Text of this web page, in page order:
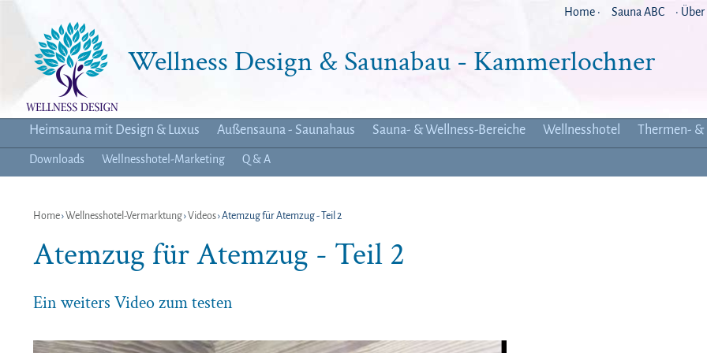
Wellness Design & Saunabau - Kammerlochner
Heimsauna mit Design & Luxus Außensauna - Saunahaus Sauna- & Wellness-Bereiche Wellnesshotel Thermen- &
Home · Sauna ABC ·
Downloads Wellnesshotel-Marketing Q & A
Home›Wellnesshotel-Vermarktung›Videos› Atemzug für Atemzug - Teil 2
Atemzug für Atemzug - Teil 2
Ein weiters Video zum testen